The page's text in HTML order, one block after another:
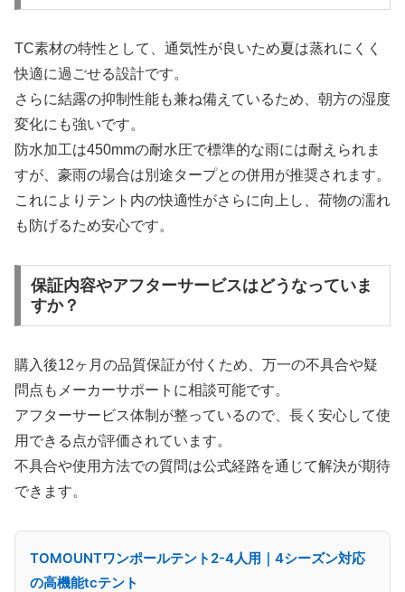
TC素材の特性として、通気性が良いため夏は蒸れにくく
快適に過ごせる設計です。
さらに結露の抑制性能も兼ね備えているため、朝方の湿度
変化にも強いです。
防水加工は450mmの耐水圧で標準的な雨には耐えられま
すが、豪雨の場合は別途タープとの併用が推奨されます。
これによりテント内の快適性がさらに向上し、荷物の濡れ
も防げるため安心です。
保証内容やアフターサービスはどうなっていま
すか？
購入後12ヶ月の品質保証が付くため、万一の不具合や疑
問点もメーカーサポートに相談可能です。
アフターサービス体制が整っているので、長く安心して使
用できる点が評価されています。
不具合や使用方法での質問は公式経路を通じて解決が期待
できます。
TOMOUNTワンポールテント2-4人用｜4シーズン対応
の高機能tcテント